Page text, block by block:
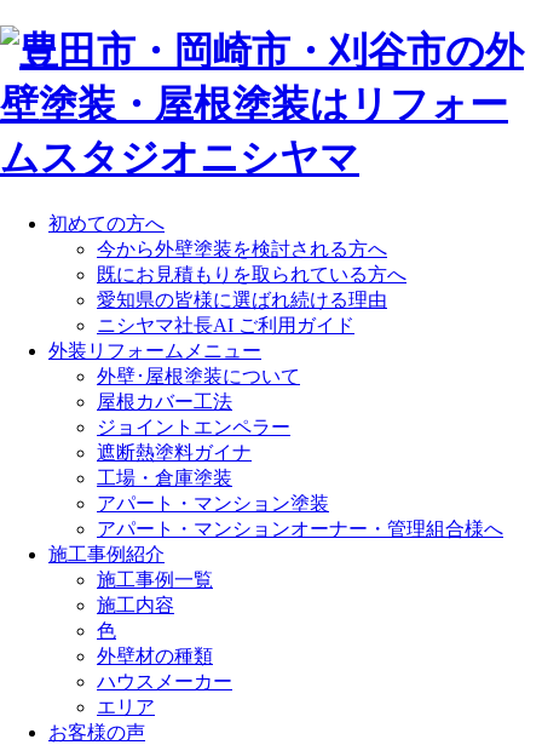
初めての方へ
今から外壁塗装を検討される方へ
既にお見積もりを取られている方へ
愛知県の皆様に選ばれ続ける理由
ニシヤマ社長AI ご利用ガイド
外装リフォームメニュー
外壁･屋根塗装について
屋根カバー工法
ジョイントエンペラー
遮断熱塗料ガイナ
工場・倉庫塗装
アパート・マンション塗装
アパート・マンションオーナー・管理組合様へ
施工事例紹介
施工事例一覧
施工内容
色
外壁材の種類
ハウスメーカー
エリア
お客様の声